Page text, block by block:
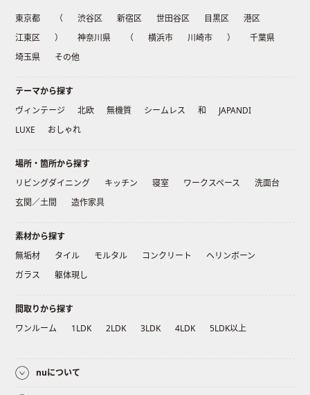
東京都 （ 渋谷区 新宿区 世田谷区 目黒区
港区
江東区
） 神奈川県 （ 横浜市 川崎市 ）
千葉県
埼玉県
その他
テーマから探す
ヴィンテージ
北欧 無機質 シームレス 和
JAPANDI
LUXE
おしゃれ
場所・箇所から探す
リビングダイニング
キッチン 寝室 ワークスペース
洗面台
玄関／土間
造作家具
素材から探す
無垢材
タイル モルタル コンクリート
ヘリンボーン
ガラス
躯体現し
間取りから探す
ワンルーム
1LDK 2LDK 3LDK 4LDK 5LDK以上
nuについて